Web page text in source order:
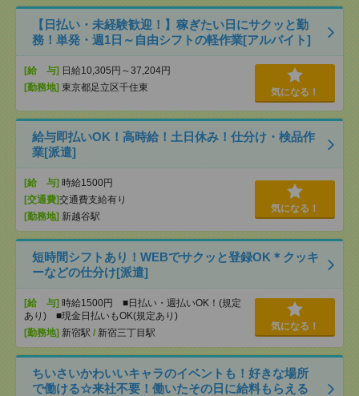
【日払い・未経験歓迎！】稼ぎたい日にサクッと勤
務！単発・週1日～自由シフトの軽作業[アルバイト]
[給 与] 日給10,305円～37,204円
[勤務地] 東京都足立区千住東 気になる！
給与即払いOK！高時給！土日休み！仕分け・検品作
業[派遣]
[給 与] 時給1500円
[交通費]交通費支給有り
[勤務地] 新越谷駅
気になる！
短時間シフトあり！WEBでサクッと登録OK＊クッキ
ーなどの仕分け[派遣]
[給 与] 時給1500円 ■日払い・週払いOK！(規定
あり) ■現金日払いもOK(規定あり)
[勤務地] 新宿駅 / 新宿三丁目駅
気になる！
ちいさいかわいいキャラのイベントも！好きな場所
で働ける☆来社不要！働いたその日に給料もらえる